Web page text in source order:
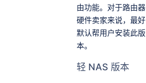
由功能。对于路由器
硬件卖家来说，最好
默认帮用户安装此版
本。
轻 NAS 版本